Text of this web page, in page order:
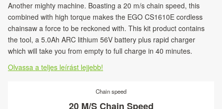
Another mighty machine. Boasting a 20 m/s chain speed, this
combined with high torque makes the EGO CS1610E cordless
chainsaw a force to be reckoned with. This kit product contains
the tool, a 5.0Ah ARC lithium 56V battery plus rapid charger
which will take you from empty to full charge in 40 minutes.
Olvassa a teljes leírást lejjebb!
Chain speed
20 M/S Chain Speed